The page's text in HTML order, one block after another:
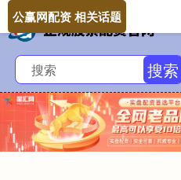
搜索
公赢网配资 相关话题